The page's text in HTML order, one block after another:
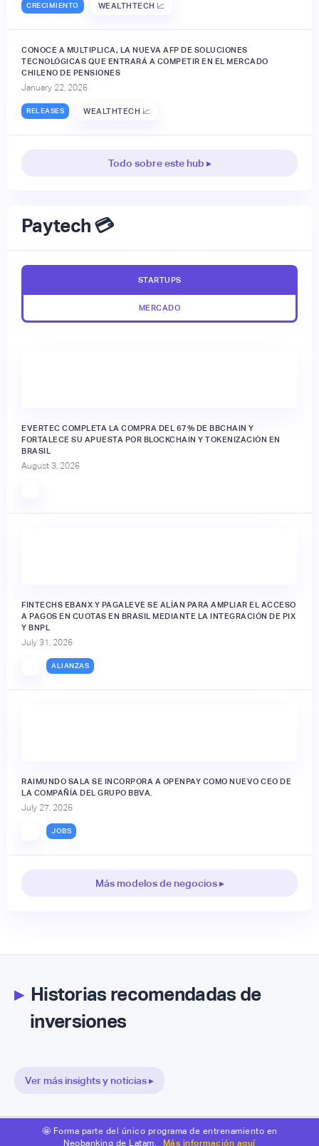
CRECIMIENTO WEALTHTECH 📈
CONOCE A MULTIPLICA, LA NUEVA AFP DE SOLUCIONES
TECNOLÓGICAS QUE ENTRARÁ A COMPETIR EN EL MERCADO
CHILENO DE PENSIONES
January 22, 2026
RELEASES WEALTHTECH 📈
Todo sobre este hub ▸
Paytech 💳
STARTUPS
MERCADO
EVERTEC COMPLETA LA COMPRA DEL 67% DE BBCHAIN Y
FORTALECE SU APUESTA POR BLOCKCHAIN Y TOKENIZACIÓN EN
BRASIL
August 3, 2026
FINTECHS EBANX Y PAGALEVE SE ALÍAN PARA AMPLIAR EL ACCESO
A PAGOS EN CUOTAS EN BRASIL MEDIANTE LA INTEGRACIÓN DE PIX
Y BNPL
July 31, 2026
ALIANZAS
RAIMUNDO SALA SE INCORPORA A OPENPAY COMO NUEVO CEO DE
LA COMPAÑÍA DEL GRUPO BBVA.
July 27, 2026
JOBS
Más modelos de negocios ▸
▸Historias recomendadas de
inversiones
Ver más insights y noticias ▸
🤩 Forma parte del único programa de entrenamiento en
Neobanking de Latam.
Más información aquí